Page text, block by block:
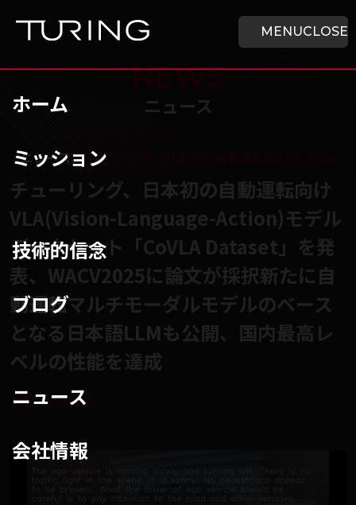
MENUCLOSE
ホーム
ミッション
技術的信念
ブログ
ニュース
会社情報
チューリング株式会社
/ニュース /チューリング、日本初の自動運転向け
NEWS
ニュース
チューリング、日本初の自動運転向け
VLA(Vision-Language-Action)モデル
データセット「CoVLA Dataset」を発
表、WACV2025に論文が採択新たに自
動運転マルチモーダルモデルのベース
となる日本語LLMも公開、国内最高レ
ベルの性能を達成
2024.09.10